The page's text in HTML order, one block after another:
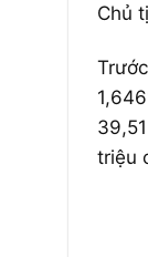
Chủ
triệu